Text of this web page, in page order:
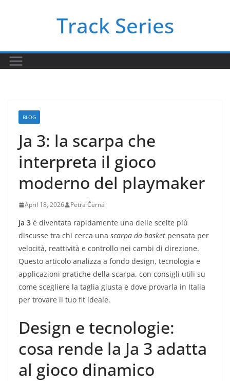
Track Series
BLOG
Ja 3: la scarpa che
interpreta il gioco
moderno del playmaker
April 18, 2026 Petra Černá
Ja 3 è diventata rapidamente una delle scelte più
discusse tra chi cerca una scarpa da basket pensata per
velocità, reattività e controllo nei cambi di direzione.
Questo articolo analizza a fondo design, tecnologia e
applicazioni pratiche della scarpa, con consigli utili su
come scegliere la taglia giusta e dove provarla in Italia
per trovare il tuo fit ideale.
Design e tecnologie:
cosa rende la Ja 3 adatta
al gioco dinamico